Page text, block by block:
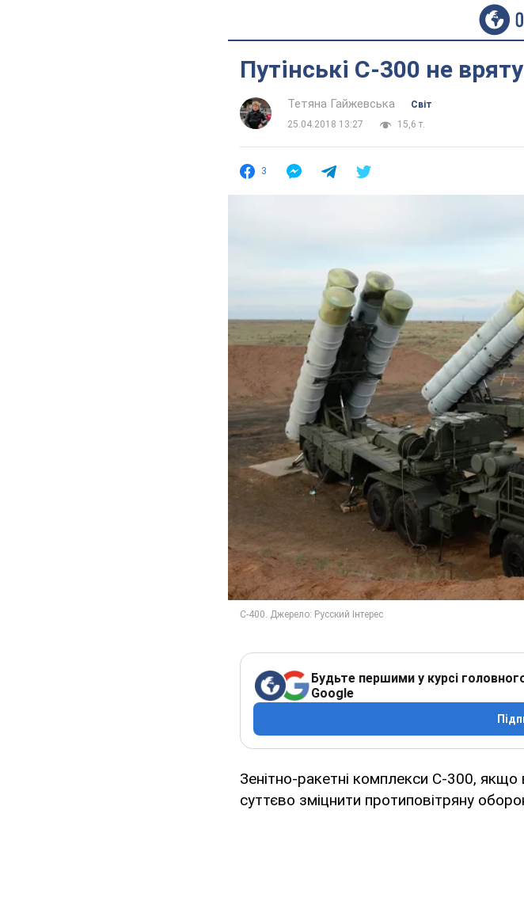
Путінські С-300 не
Тетяна Гайжевська
Світ
25.04.2018 13:27
15,6 т.
3
Будьте першими у курсі
Google
Зенітно-ракетні комплекси С-300, якщо
суттєво зміцнити протиповітряну